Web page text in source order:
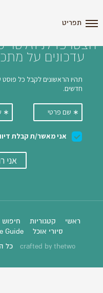
תפריט
הצטרפו לניוזלטר
עדכונים על
ראשי קטגוריות חיפוש
סיורי אוכל
Guide
crafted by thetwo כל